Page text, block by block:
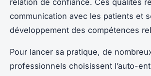
communication avec les patients et
développement des compétences
Pour lancer sa pratique, de
professionnels choisissent l’auto-